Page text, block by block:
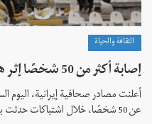
الثقافة والحياة
إصابة أكثر من 50 شخصًا إثر هزيمة فريق تراكتورسازي
عن 50 شخصًا، خلال اشتباکات حدثت بعد مباراة کرة القدم بين فريقي...